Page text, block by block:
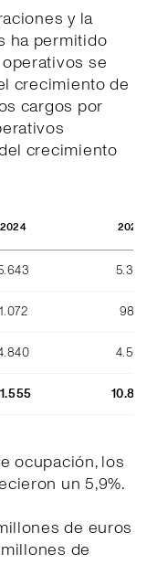
y la
ha permitido
se
crecimiento de
cargos por
crecimiento
2024 2023
5.357
1.072 989
4.507
10.853
ocupación, los
un 5,9%.
de euros
de